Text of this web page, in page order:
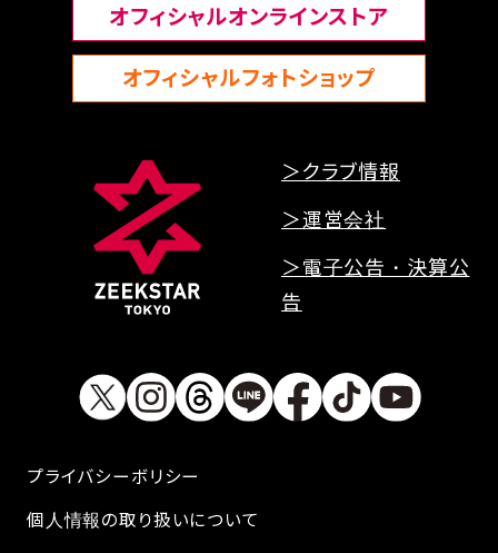
オフィシャルオンラインストア
オフィシャルフォトショップ
＞クラブ情報
＞運営会社
＞電子公告・決算公
告
プライバシーボリシー
個人情報の取り扱いについて